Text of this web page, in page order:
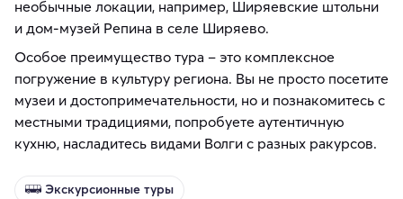
необычные локации, например, Ширяевские штольни
и дом-музей Репина в селе Ширяево.
Особое преимущество тура – это комплексное
погружение в культуру региона. Вы не просто посетите
музеи и достопримечательности, но и познакомитесь с
местными традициями, попробуете аутентичную
кухню, насладитесь видами Волги с разных ракурсов.
Экскурсионные туры